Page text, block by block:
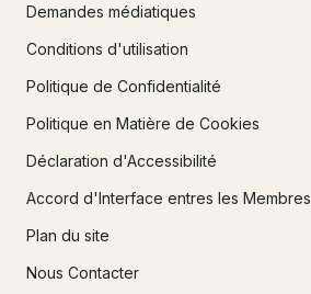
Demandes médiatiques
Conditions d'utilisation
Politique de Confidentialité
Politique en Matière de Cookies
Déclaration d'Accessibilité
Accord d'Interface entres les Membres
Plan du site
Nous Contacter